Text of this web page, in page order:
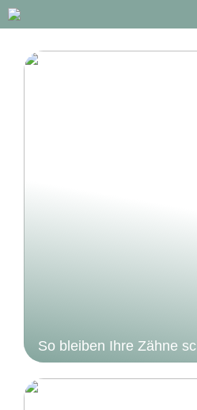
So bleiben Ihre Zähne